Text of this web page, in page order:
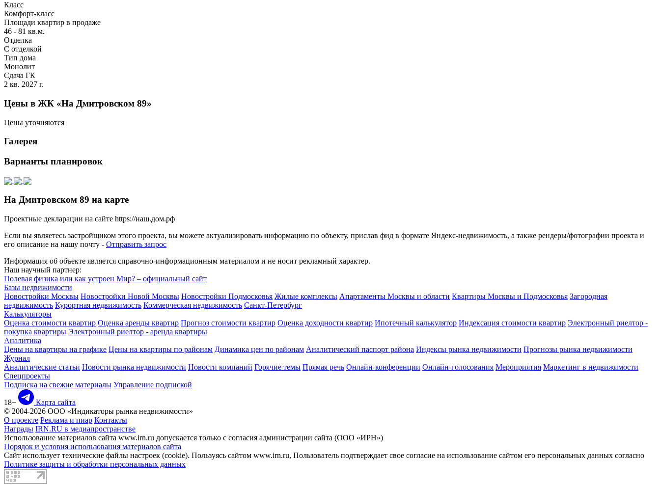
Класс
Комфорт-класс
Площади квартир в продаже
46 - 81 кв.м.
Отделка
С отделкой
Тип дома
Монолит
Сдача ГК
2 кв. 2027 г.
Цены в ЖК «На Дмитровском 89»
Цены уточняются
Галерея
Варианты планировок
На Дмитровском 89 на карте
Проектные декларации на сайте https://наш.дом.рф
Если вы являетесь застройщиком этого проекта, вы можете актуализировать информацию по объекту, прислав фид в формате Яндекс-недвижимость, а также рендеры/фотографии проекта и
его описание на нашу почту - Отправить запрос
Информация об объекте является справочно-информационным материалом и не носит рекламный характер.
Наш научный партнер:
Полевая физика или как устроен Мир? – официальный сайт
Базы недвижимости
Новостройки Москвы Новостройки Новой Москвы Новостройки Подмосковья Жилые комплексы Апартаменты Москвы и области Квартиры Москвы и Подмосковья Загородная
недвижимость Курортная недвижимость Коммерческая недвижимость Санкт-Петербург
Калькуляторы
Оценка стоимости квартир Оценка аренды квартир Прогноз стоимости квартир Оценка доходности квартир Ипотечный калькулятор Индексация стоимости квартир Электронный риелтор -
покупка квартиры Электронный риелтор - аренда квартиры
Аналитика
Цены на квартиры на графике Цены на квартиры по районам Динамика цен по районам Аналитический паспорт района Индексы рынка недвижимости Прогнозы рынка недвижимости
Журнал
Аналитические статьи Новости рынка недвижимости Новости компаний Горячие темы Прямая речь Онлайн-конференции Онлайн-голосования Мероприятия Маркетинг в недвижимости
Спецпроекты
Подписка на свежие материалы Управление подпиской
18+
Карта сайта
© 2004-2026 ООО «Индикаторы рынка недвижимости»
О проекте Реклама и пиар Контакты
Награды IRN.RU в медиапространстве
Использование материалов сайта www.irn.ru допускается только с согласия администрации сайта (ООО «ИРН»)
Порядок и условия использования материалов сайта
Сайт использует технические файлы настроек (cookie). Пользуясь сайтом www.irn.ru, Пользователь подтверждает свое согласие на использование сайтом его персональных данных согласно
Политике защиты и обработки персональных данных